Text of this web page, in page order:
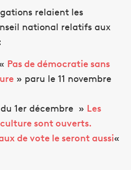
relaient les
national relatifs aux
Pas de démocratie sans
» paru le 11 novembre
1er décembre » Les
sont ouverts.
de vote le seront aussi«